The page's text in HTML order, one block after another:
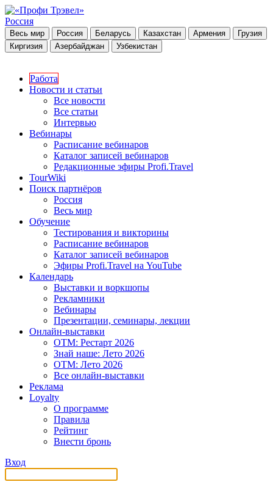
Россия
Весь мир Россия Беларусь Казахстан Армения
Грузия
Киргизия
Азербайджан Узбекистан
Работа
Новости и статьи
Все новости
Все статьи
Интервью
Вебинары
Расписание вебинаров
Каталог записей вебинаров
Редакционные эфиры Profi.Travel
TourWiki
Поиск партнёров
Россия
Весь мир
Обучение
Тестирования и викторины
Расписание вебинаров
Каталог записей вебинаров
Эфиры Profi.Travel на YouTube
Календарь
Выставки и воркшопы
Рекламники
Вебинары
Презентации, семинары, лекции
Онлайн-выставки
OTM: Рестарт 2026
Знай наше: Лето 2026
OTM: Лето 2026
Все онлайн-выставки
Реклама
Loyalty
О программе
Правила
Рейтинг
Внести бронь
Вход